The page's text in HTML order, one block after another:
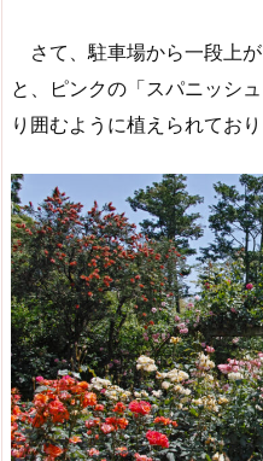
さて、駐車場から一段上
と、ピンクの「スパニッシ
り囲むように植えられており